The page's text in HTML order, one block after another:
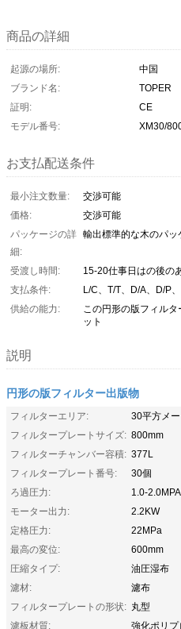
商品の詳細
起源の場所:
中国
ブランド名:
TOPER
証明:
CE
モデル番号:
XM30/
お支払配送条件
最小注文数量:
交渉可能
価格:
交渉可能
パッケージの詳
細:
輸出標準的な木のパッ
受渡し時間:
15-20仕事日はの後の
支払条件:
L/C、T/T、D/A、D/P
供給の能力:
この円形の版フィル
ット
説明
円形の版フィルター出版物
フィルターエリア:
30平方メ
フィルタープレートサイズ: 800mm
フィルターチャンバー容積: 377L
フィルタープレート番号:
30個
ろ過圧力:
1.0-2.0MPA
モーター出力:
2.2KW
定格圧力:
22MPa
最高の変位:
600mm
圧縮タイプ:
油圧湿布
濾材:
濾布
フィルタープレートの形状: 丸型
濾板材質:
強化ポリプ